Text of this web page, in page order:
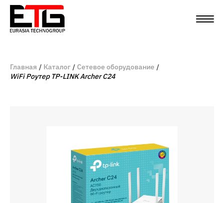
Главная Каталог
Сетевое оборудование
WiFi Роутер TP-LINK Archer C24